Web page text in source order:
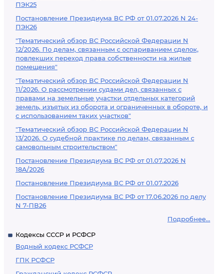
ПЭК25
Постановление Президиума ВС РФ от 01.07.2026 N 24-
ПЭК26
"Тематический обзор ВС Российской Федерации N
12/2026. По делам, связанным с оспариванием сделок,
повлекших переход права собственности на жилые
помещения"
"Тематический обзор ВС Российской Федерации N
11/2026. О рассмотрении судами дел, связанных с
правами на земельные участки отдельных категорий
земель, изъятых из оборота и ограниченных в обороте, и
с использованием таких участков"
"Тематический обзор ВС Российской Федерации N
13/2026. О судебной практике по делам, связанным с
самовольным строительством"
Постановление Президиума ВС РФ от 01.07.2026 N
18А/2026
Постановление Президиума ВС РФ от 01.07.2026
Постановление Президиума ВС РФ от 17.06.2026 по делу
N 7-ПВ26
Подробнее...
Кодексы СССР и РСФСР
Водный кодекс РСФСР
ГПК РСФСР